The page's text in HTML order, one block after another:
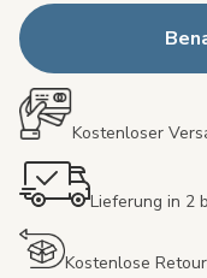
Kostenloser
Lieferung in 2
Kostenlose